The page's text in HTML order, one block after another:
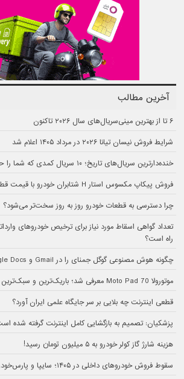
آخرین مطالب
۶ تا از بهترین مینی‌سریال‌های سال ۲۰۲۶ تاکنون
شرایط فروش نیسان تیانا ۲۰۲۶ در مرداد ۱۴۰۵ اعلام شد
خنده‌دارترین سریال‌های تاریخ؛ ۱۰ سریال کمدی که شما را حسابی می‌خندانند
فروش پیکاپ مکسوس استار H شتابران خودرو با قیمت قطعی در مرداد 1405
چرا دسترسی به قطعات خودرو روز به روز سخت‌تر می‌شود؟
تعداد گواهی اسقاط مورد نیاز برای ترخیص خودروهای
راه است؟
چگونه هوش مصنوعی گوگل جمنای را در Gmail و Google Docs غیرفعال کنیم؟
موتورولا Moto Pad 70 معرفی شد؛ باریک‌ترین و سبک‌ترین تبلت 5G با قلم هوشمند
قطعی اینترنت چه بلایی بر سر جایگاه علمی ایران آورد؟
پزشکیان: تصمیم به بازگشایی کامل اینترنت گرفته شده
هزینه شارژ گاز کولر خودرو به ۵ میلیون تومان رسید!
سقوط فروش خودروهای داخلی در ۱۴۰۵؛ سایپا و پارس‌خودرو بیشترین افت را داشتند